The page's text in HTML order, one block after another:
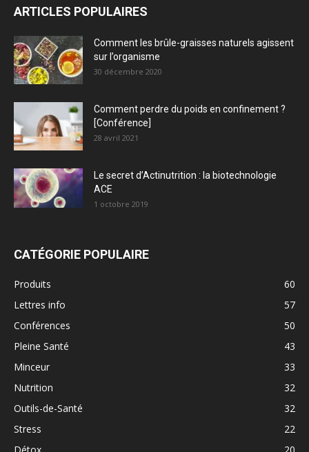
ARTICLES POPULAIRES
Comment les brûle-graisses naturels agissent
sur l’organisme
30 décembre 2020
Comment perdre du poids en confinement ?
[Conférence]
28 avril 2021
Le secret d’Actinutrition : la biotechnologie
ACE
1 octobre 2019
CATÉGORIE POPULAIRE
Produits
60
Lettres info
57
Conférences
50
Pleine Santé
43
Minceur
33
Nutrition
32
Outils-de-Santé
32
Stress
22